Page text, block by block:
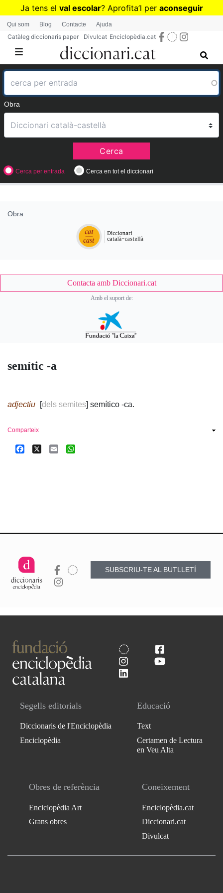
Vés
contingut
Ja tens el val escolar? Aprofita’l per aconseguir
diccionaris per a Primària o Secundària
Qui som Blog Contacte Ajuda
Catàleg diccionaris paper Divulcat Enciclopèdia.cat
Obra
Cerca
Cerca per entrada Cerca en tot el diccionari
semític -a
adjectiu [dels semites] semítico -ca.
Obra
Contacta amb Diccionari.cat
Amb el suport de:
Comparteix
Facebook Email
SUBSCRIU-TE AL BUTLLETÍ
Segells editorials
Diccionaris de l'Enciclopèdia
Enciclopèdia
Educació
Text
Certamen de Lectura
en Veu Alta
Obres de referència
Enciclopèdia Art
Grans obres
Coneixement
Enciclopèdia.cat
Diccionari.cat
Divulcat